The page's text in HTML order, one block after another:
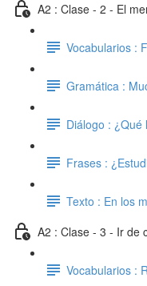
A2 : Clase - 2 - El
Vocabularios :
Gramática :
Diálogo : ¿Qué
Frases :
Texto : En los
A2 : Clase - 3 - Ir de
Vocabularios :